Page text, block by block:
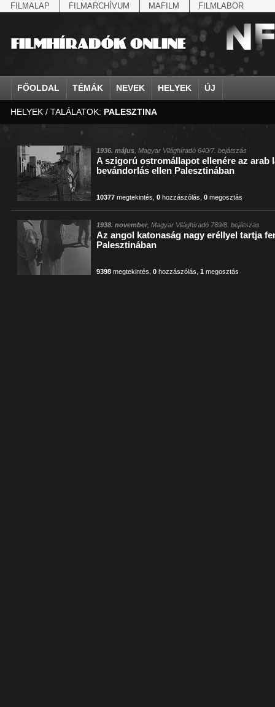
FILMALAP FILMARCHÍVUM MAFILM FILMLABOR
FŐOLDAL TÉMÁK NEVEK HELYEK ÚJ
agrárium
államfő
államosítás
Állatkert
állatvilág
amerikai magyarok
Anschluss
antant
antant
április 4.
arisztokrácia
IV. Béla, magyar királ...
Aarons-Hughes, Ruth
Abe Nobuyuki
Aczél György
Aczél Ilona
Ádám Zoltán
Ady Endre
Agárdi Gábor
Ágotai Géza, dr.
Aimone savoya-
Albert Ferenc
Albert Ferenc
Aarau
Abapuszta
Abony
Ácsteszér
Addisz-Abeba
Adony
Adua
Afrika
Alag
Albánia
HELYEK / TALÁLATOK: PALESZTINA
1936. május , Magyar Világhíradó 640/7. bejátszás
A szigorú ostromállapot ellenére az arab
bevándorlás ellen Palesztinában
10377 megtekintés ,0 hozzászólás ,0 megosztás
1938. november, Magyar Világhíradó 769/8. bejátszás
Az angol katonaság nagy eréllyel tartja
Palesztinában
9398 megtekintés ,0 hozzászólás ,1 megosztás